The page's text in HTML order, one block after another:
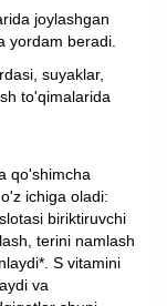
joylashgan
yordam beradi.
suyaklar,
to'qimalarida
qo'shimcha
ichiga oladi:
biriktiruvchi
terini namlash
S vitamini
va